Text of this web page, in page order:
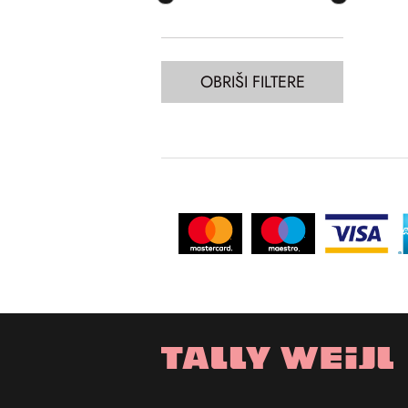
OBRIŠI FILTERE